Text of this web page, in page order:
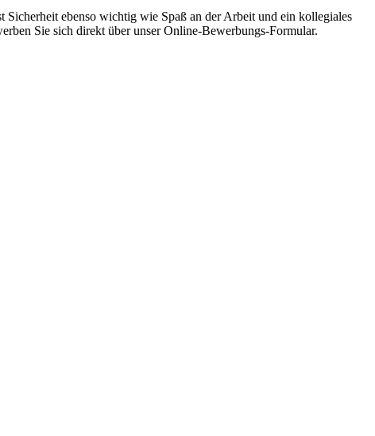
ebenso wichtig wie Spaß an der Arbeit und ein kollegiales
Sie sich direkt über unser Online-Bewerbungs-Formular.